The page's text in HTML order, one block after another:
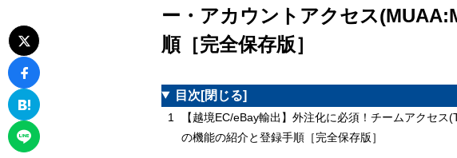
ー・アカウントアクセス
順［完全保存版］
目次 [閉じる]
1
【越境EC/eBay輸出】外注化に必須！チームアクセ
の機能の紹介と登録手順［完全保存版］